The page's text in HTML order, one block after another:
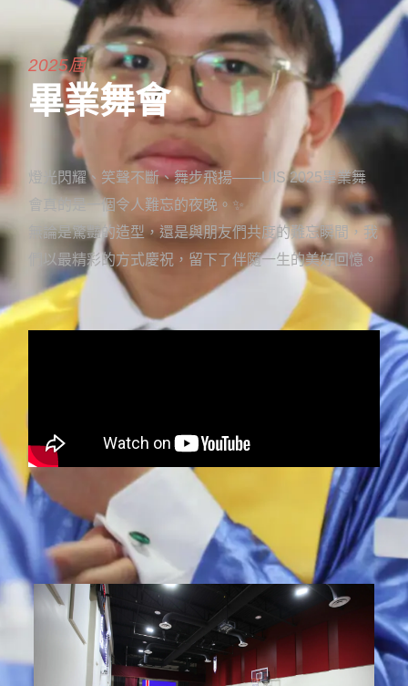
2025屆
畢業舞會
燈光閃耀、笑聲不斷、舞步飛揚——UIS 2025畢業舞
會真的是一個令人難忘的夜晚。✨
無論是驚豔的造型，還是與朋友們共度的難忘瞬間，我
們以最精彩的方式慶祝，留下了伴隨一生的美好回憶。